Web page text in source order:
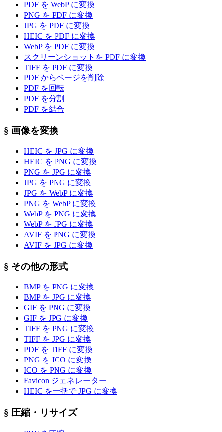
PDF を WebP に変換
PNG を PDF に変換
JPG を PDF に変換
HEIC を PDF に変換
WebP を PDF に変換
スクリーンショットを PDF に変換
TIFF を PDF に変換
PDF からページを削除
PDF を回転
PDF を分割
PDF を結合
§ 画像を変換
HEIC を JPG に変換
HEIC を PNG に変換
PNG を JPG に変換
JPG を PNG に変換
JPG を WebP に変換
PNG を WebP に変換
WebP を PNG に変換
WebP を JPG に変換
AVIF を PNG に変換
AVIF を JPG に変換
§ その他の形式
BMP を PNG に変換
BMP を JPG に変換
GIF を PNG に変換
GIF を JPG に変換
TIFF を PNG に変換
TIFF を JPG に変換
PDF を TIFF に変換
PNG を ICO に変換
ICO を PNG に変換
Favicon ジェネレーター
HEIC を一括で JPG に変換
§ 圧縮・リサイズ